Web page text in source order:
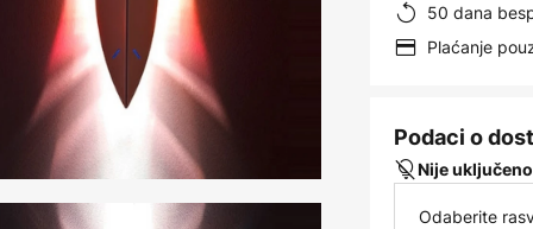
50 dana
Plaćanje
Podaci o
Nije
Odaberite